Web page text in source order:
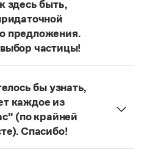
здесь быть,
предложения.
частицы!
был, помни о своих
Где ты только
бы узнать,
каждое из
(по крайней
Спасибо!
в данном случае